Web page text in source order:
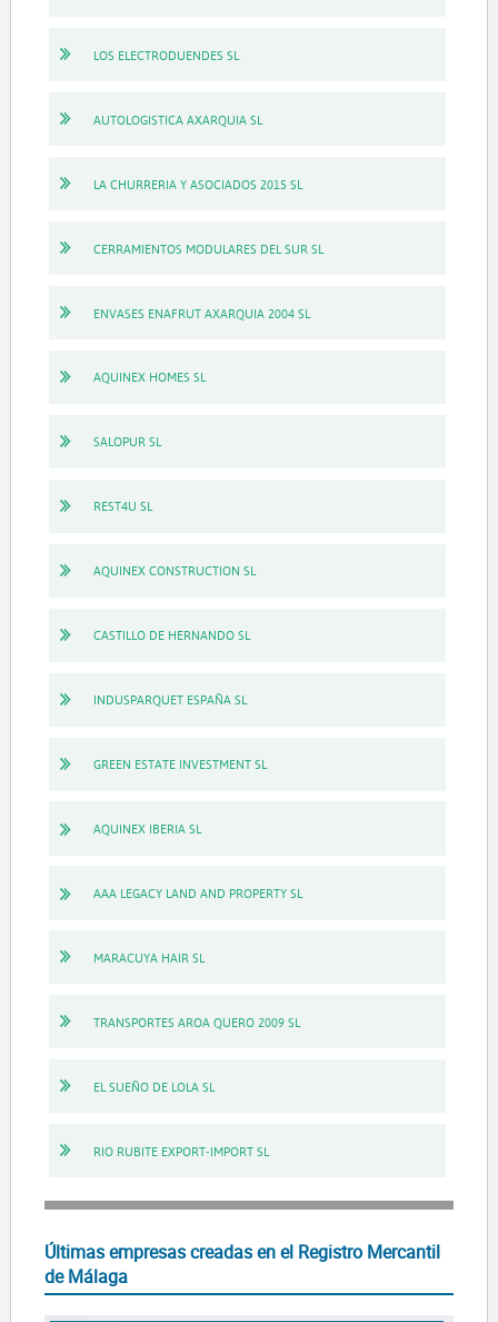
LOS ELECTRODUENDES SL
AUTOLOGISTICA AXARQUIA SL
LA CHURRERIA Y ASOCIADOS 2015 SL
CERRAMIENTOS MODULARES DEL SUR SL
ENVASES ENAFRUT AXARQUIA 2004 SL
AQUINEX HOMES SL
SALOPUR SL
REST4U SL
AQUINEX CONSTRUCTION SL
CASTILLO DE HERNANDO SL
INDUSPARQUET ESPAÑA SL
GREEN ESTATE INVESTMENT SL
AQUINEX IBERIA SL
AAA LEGACY LAND AND PROPERTY SL
MARACUYA HAIR SL
TRANSPORTES AROA QUERO 2009 SL
EL SUEÑO DE LOLA SL
RIO RUBITE EXPORT-IMPORT SL
Últimas empresas creadas en el Registro Mercantil
de Málaga